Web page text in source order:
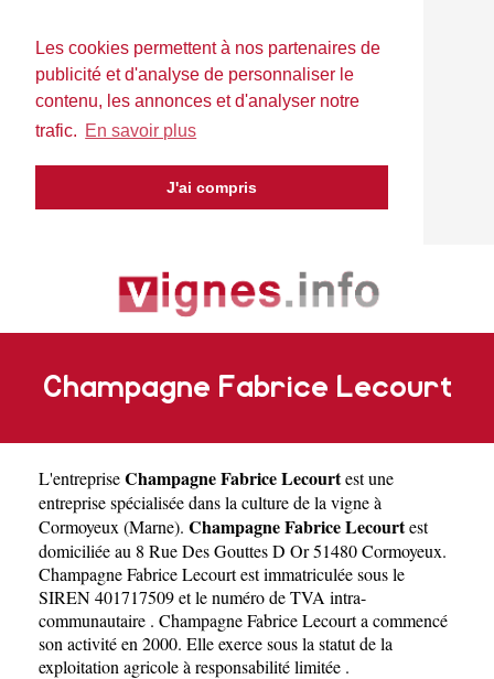
Les cookies permettent à nos partenaires de
publicité et d'analyse de personnaliser le
contenu, les annonces et d'analyser notre
trafic. En savoir plus
J'ai compris
Champagne Fabrice Lecourt
L'entrepriseChampagne Fabrice Lecourtest une
entreprise spécialisée dans la culture de la vigne à
Cormoyeux (Marne). Champagne Fabrice Lecourtest
domiciliée au 8 Rue Des Gouttes D Or 51480 Cormoyeux.
Champagne Fabrice Lecourt est immatriculée sous le
SIREN 401717509 et le numéro de TVA intra-
communautaire . Champagne Fabrice Lecourt a commencé
son activité en 2000. Elle exerce sous la statut de la
exploitation agricole à responsabilité limitée .